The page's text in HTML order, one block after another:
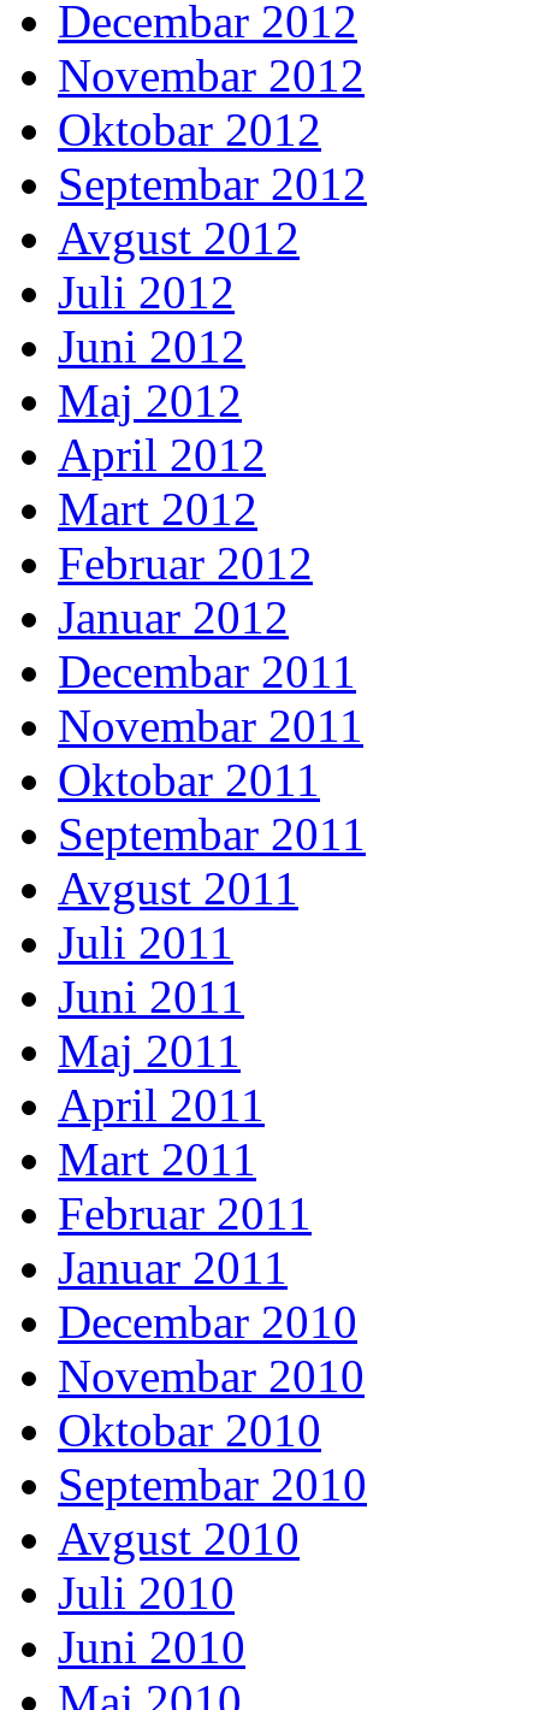
Decembar 2012
Novembar 2012
Oktobar 2012
Septembar 2012
Avgust 2012
Juli 2012
Juni 2012
Maj 2012
April 2012
Mart 2012
Februar 2012
Januar 2012
Decembar 2011
Novembar 2011
Oktobar 2011
Septembar 2011
Avgust 2011
Juli 2011
Juni 2011
Maj 2011
April 2011
Mart 2011
Februar 2011
Januar 2011
Decembar 2010
Novembar 2010
Oktobar 2010
Septembar 2010
Avgust 2010
Juli 2010
Juni 2010